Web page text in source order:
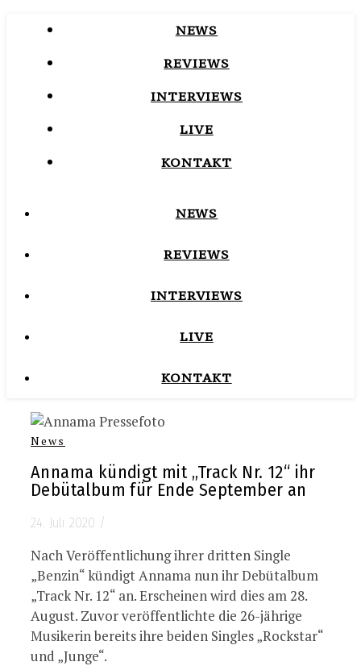
NEWS
REVIEWS
INTERVIEWS
LIVE
KONTAKT
NEWS
REVIEWS
INTERVIEWS
LIVE
KONTAKT
News
Annama kündigt mit „Track Nr. 12“ ihr
Debütalbum für Ende September an
24. Juli 2020 /
Nach Veröffentlichung ihrer dritten Single
„Benzin“ kündigt Annama nun ihr Debütalbum
„Track Nr. 12“ an. Erscheinen wird dies am 28.
August. Zuvor veröffentlichte die 26-jährige
Musikerin bereits ihre beiden Singles „Rockstar“
und „Junge“.